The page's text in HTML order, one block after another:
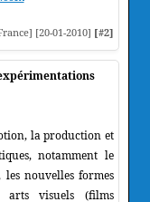
[20-01-2010] [#2]
la production et
notamment le
nouvelles formes
visuels (films